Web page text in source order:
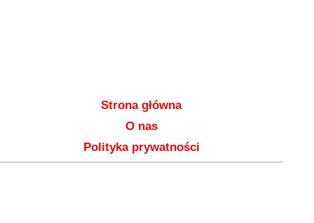
Strona główna
O nas
Polityka prywatności